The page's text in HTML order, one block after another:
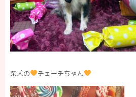
柴犬の チェーチちゃん